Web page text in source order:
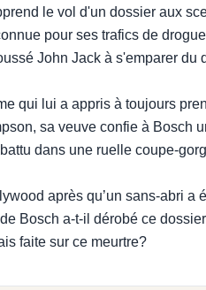
le vol d'un dossier aux
pour ses trafics de
John Jack à s'emparer du
qui lui a appris à toujours
sa veuve confie à Bosch
dans une ruelle coupe-
après qu’un sans-abri a
Bosch a-t-il dérobé ce
faite sur ce meurtre?